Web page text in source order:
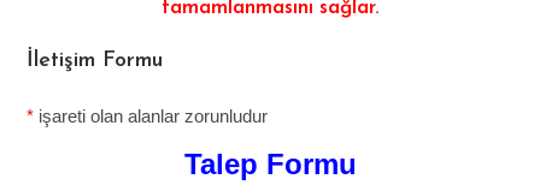
tamamlanmasını sağlar.
İletişim Formu
* işareti olan alanlar zorunludur
Talep Formu